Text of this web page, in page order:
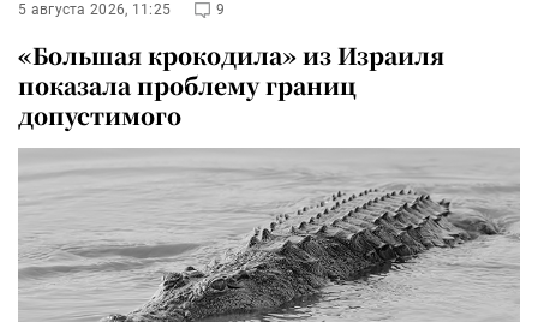
5 августа 2026, 11:25 9
«Большая крокодила» из Израиля
показала проблему границ
допустимого